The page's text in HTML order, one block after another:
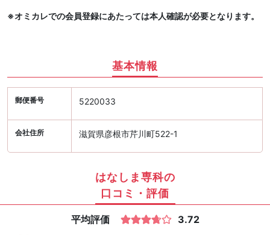
※オミカレでの会員登録にあたっては本人確認が必要となります。
基本情報
郵便番号 5220033
会社住所 滋賀県彦根市芹川町522-1
はなしま専科の
口コミ・評価
平均評価 3.72